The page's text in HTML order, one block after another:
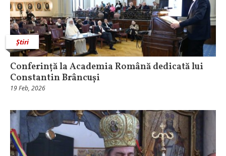
Știri
Conferință la Academia Română dedicată lui
Constantin Brâncuși
19 Feb, 2026